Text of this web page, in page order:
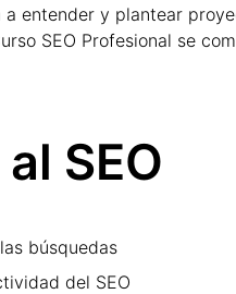
entender y plantear
SEO Profesional se
SEO
búsquedas
del SEO